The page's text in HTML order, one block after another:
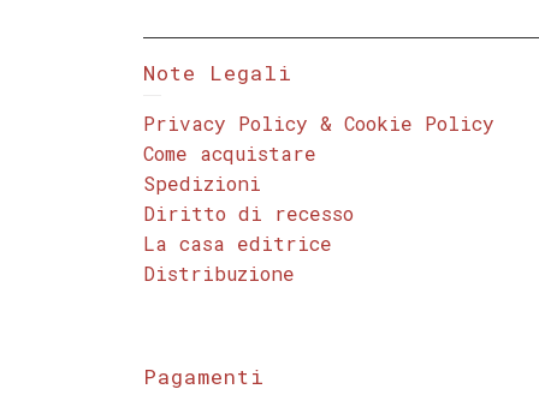
Note Legali
Privacy Policy & Cookie Policy
Come acquistare
Spedizioni
Diritto di recesso
La casa editrice
Distribuzione
Pagamenti